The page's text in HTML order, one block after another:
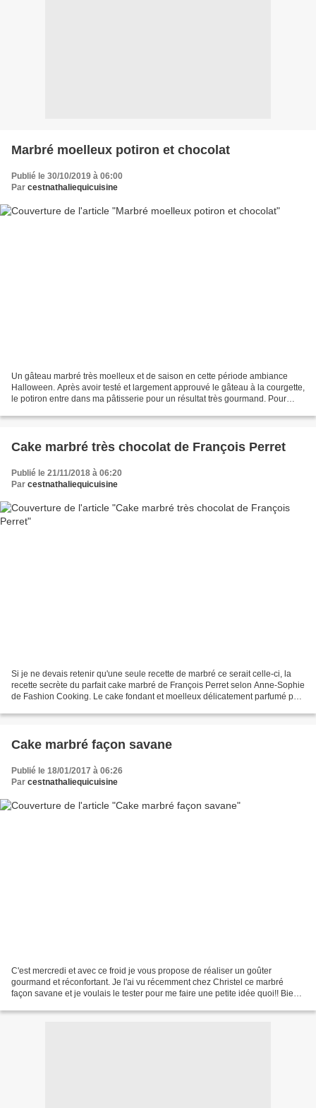
Marbré moelleux potiron et chocolat
Publié le 30/10/2019 à 06:00
Par cestnathaliequicuisine
Un gâteau marbré très moelleux et de saison en cette période ambiance
Halloween. Après avoir testé et largement approuvé le gâteau à la courgette,
le potiron entre dans ma pâtisserie pour un résultat très gourmand. Pour
Cake marbré très chocolat de François Perret
Publié le 21/11/2018 à 06:20
Par cestnathaliequicuisine
Si je ne devais retenir qu'une seule recette de marbré ce serait celle-ci, la
recette secrète du parfait cake marbré de François Perret selon Anne-Sophie
de Fashion Cooking. Le cake fondant et moelleux délicatement parfumé par
Cake marbré façon savane
Publié le 18/01/2017 à 06:26
Par cestnathaliequicuisine
C'est mercredi et avec ce froid je vous propose de réaliser un goûter
gourmand et réconfortant. Je l'ai vu récemment chez Christel ce marbré
façon savane et je voulais le tester pour me faire une petite idée quoi!! Bien